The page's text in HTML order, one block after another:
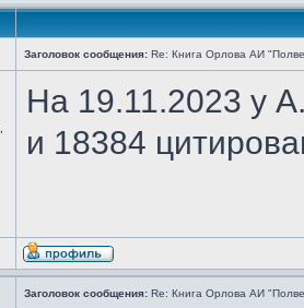
Заголовок сообщения: Re: Книга Орлова АИ
На 19.11.2023 у
и 18384
Заголовок сообщения: Re: Книга Орлова АИ